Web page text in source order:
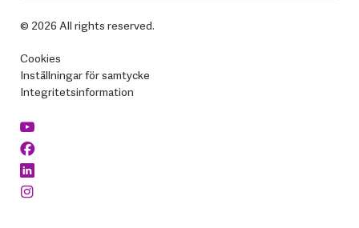
© 2026 All rights reserved.
Cookies
Inställningar för samtycke
Integritetsinformation